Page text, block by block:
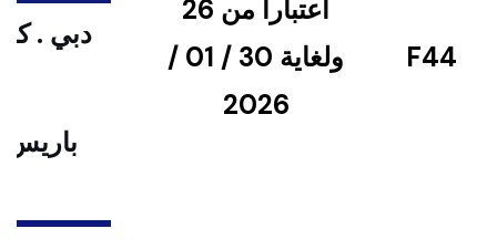
F44
اعتبارا من 26
ولغاية 30 / 01 /
2026
دبي .
باريس